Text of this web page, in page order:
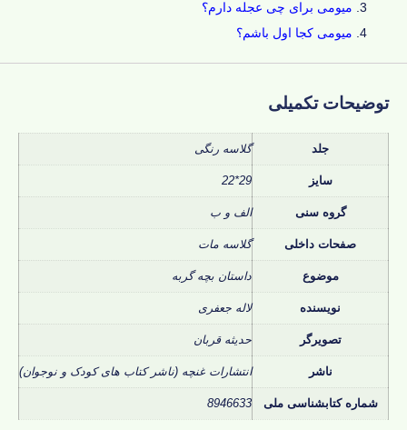
میومی برای چی عجله دارم؟
میومی کجا اول باشم؟
توضیحات تکمیلی
جلد گلاسه رنگی
سایز 29*22
گروه سنی الف و ب
صفحات داخلی گلاسه مات
موضوع داستان بچه گربه
نویسنده لاله جعفری
تصویرگر حدیثه قربان
ناشر انتشارات غنچه (ناشر کتاب های کودک و نوجوان)
شماره کتابشناسی ملی 8946633